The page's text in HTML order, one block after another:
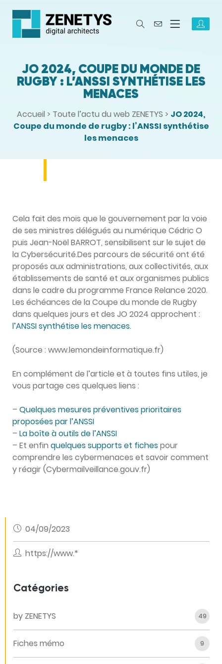
JO 2024, COUPE DU MONDE DE
RUGBY : L’ANSSI SYNTHÉTISE LES
MENACES
Accueil > Toute l’actu du web ZENETYS > JO 2024,
Coupe du monde de rugby : l’ANSSI synthétise
les menaces
Cela fait des mois que le gouvernement par la voie
de ses ministres délégués au numérique Cédric O
puis Jean-Noël BARROT, sensibilisent sur le sujet de
la Cybersécurité.Des parcours de sécurité ont été
proposés aux administrations, aux collectivités, aux
établissements de santé et aux organismes publics
dans le cadre du programme France Relance 2020.
Les échéances de la Coupe du monde de Rugby
dans quelques jours et des JO 2024 approchent :
l’ANSSI synthétise les menaces.
(Source : www.lemondeinformatique.fr)
En complément de l’article et à toutes fins utiles, je
vous partage ces quelques liens :
– Quelques mesures préventives prioritaires
proposées par l’ANSSI
– La boîte à outils de l’ANSSI
– Et enfin quelques supports et fichespour
comprendre les cybermenaces et savoir comment
y réagir (Cybermailveillance.gouv.fr)
04/09/2023
https://www.*
Catégories
by ZENETYS 49
Fiches mémo 9